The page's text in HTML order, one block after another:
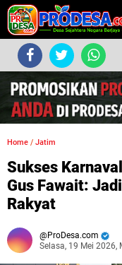
Home / Jatim
Sukses
Gus Fawait:
Rakyat
ProDesa.com
Selasa, 19 Mei 2026,